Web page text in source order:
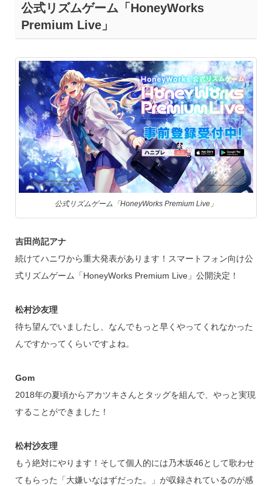
公式リズムゲーム「HoneyWorks
Premium Live」
公式リズムゲーム「HoneyWorks Premium Live」
吉田尚記アナ
続けてハニワから重大発表があります！スマートフォン向け公
式リズムゲーム「HoneyWorks Premium Live」公開決定！
松村沙友理
待ち望んでいましたし、なんでもっと早くやってくれなかった
んですかってくらいですよね。
Gom
2018年の夏頃からアカツキさんとタッグを組んで、やっと実現
することができました！
松村沙友理
もう絶対にやります！そして個人的には乃木坂46として歌わせ
てもらった「大嫌いなはずだった。」が収録されているのが感